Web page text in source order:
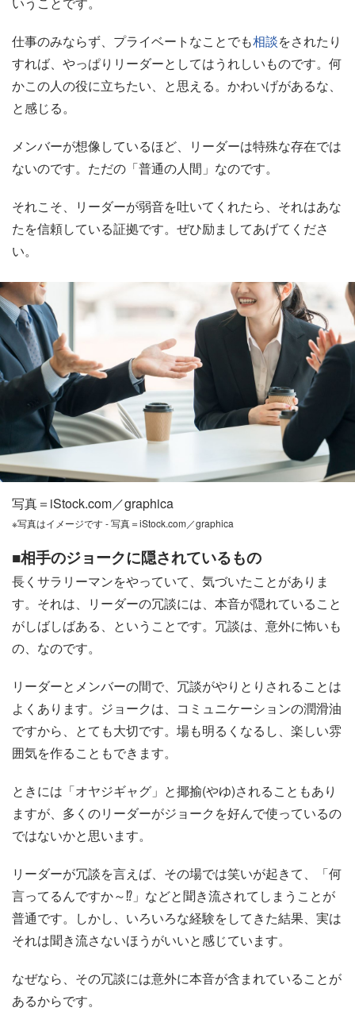
仕事のみならず、プライベートなことでも相談をされたり
すれば、やっぱりリーダーとしてはうれしいものです。何
かこの人の役に立ちたい、と思える。かわいげがあるな、
と感じる。
メンバーが想像しているほど、リーダーは特殊な存在では
ないのです。ただの「普通の人間」なのです。
それこそ、リーダーが弱音を吐いてくれたら、それはあな
たを信頼している証拠です。ぜひ励ましてあげてくださ
い。
写真＝iStock.com／graphica
※写真はイメージです - 写真＝iStock.com／graphica
■相手のジョークに隠されているもの
長くサラリーマンをやっていて、気づいたことがありま
す。それは、リーダーの冗談には、本音が隠れていること
がしばしばある、ということです。冗談は、意外に怖いも
の、なのです。
リーダーとメンバーの間で、冗談がやりとりされることは
よくあります。ジョークは、コミュニケーションの潤滑油
ですから、とても大切です。場も明るくなるし、楽しい雰
囲気を作ることもできます。
ときには「オヤジギャグ」と揶揄(やゆ)されることもあり
ますが、多くのリーダーがジョークを好んで使っているの
ではないかと思います。
リーダーが冗談を言えば、その場では笑いが起きて、「何
言ってるんですか～⁉」などと聞き流されてしまうことが
普通です。しかし、いろいろな経験をしてきた結果、実は
それは聞き流さないほうがいいと感じています。
なぜなら、その冗談には意外に本音が含まれていることが
あるからです。